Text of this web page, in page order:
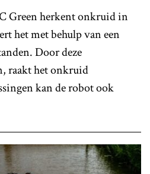
Green herkent onkruid in
het met behulp van een
Door deze
raakt het onkruid
kan de robot ook